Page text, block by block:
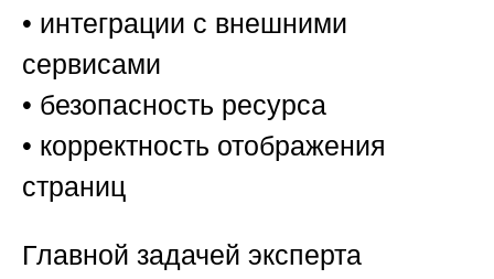
• интеграции с внешними
сервисами
• безопасность ресурса
• корректность отображения
страниц
Главной задачей эксперта